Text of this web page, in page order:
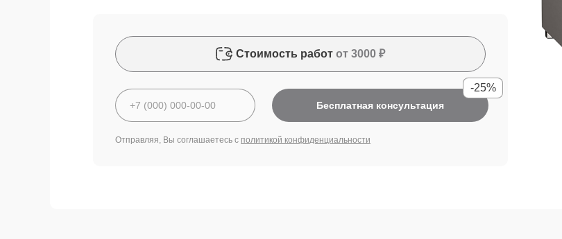
Стоимость работ от 3000 ₽
Бесплатная консультация
-25%
Отправляя, Вы соглашаетесь с политикой конфиденциальности